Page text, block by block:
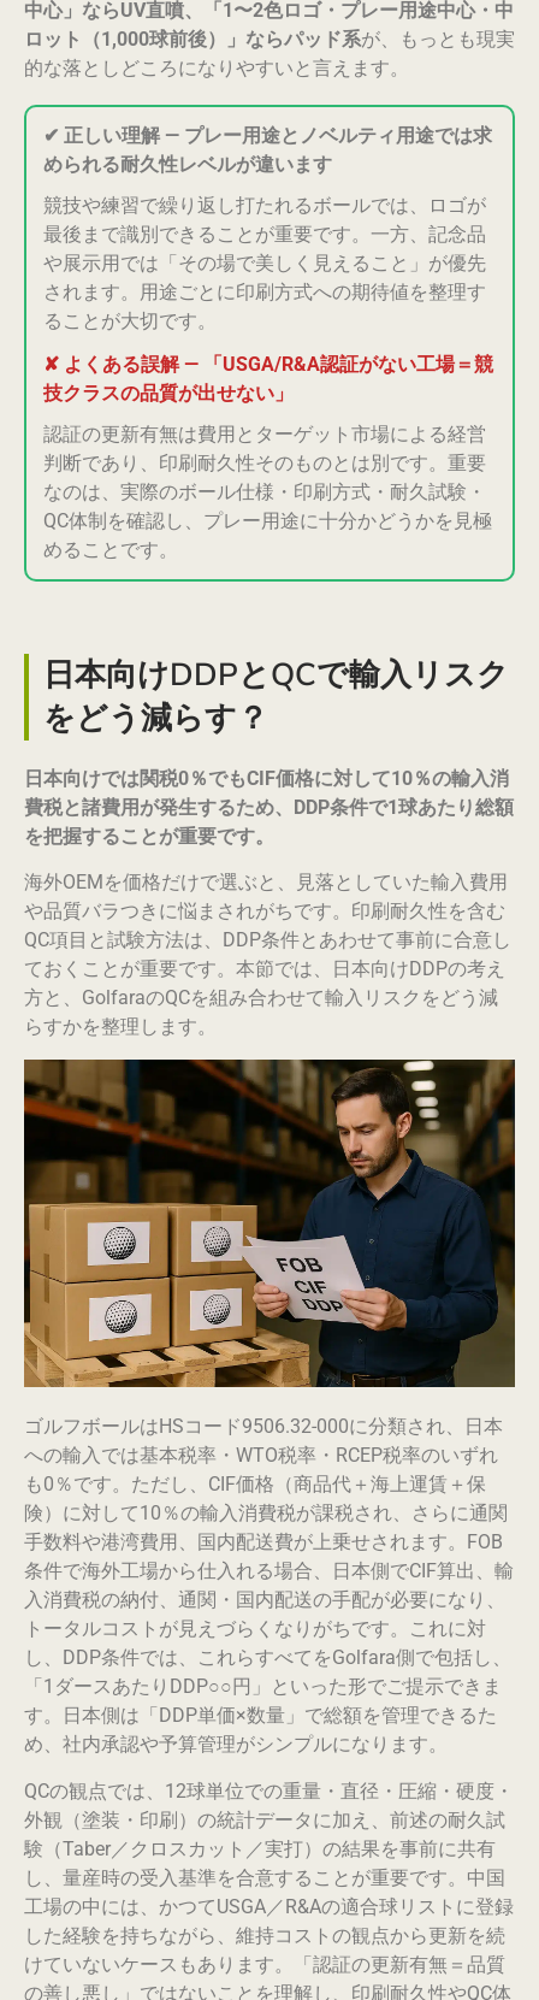
中心」ならUV直噴、「1〜2色ロゴ・プレー用途中心・中
ロット（1,000球前後）」ならパッド系が、もっとも現実
的な落としどころになりやすいと言えます。
✔ 正しい理解 — プレー用途とノベルティ用途では求
められる耐久性レベルが違います
競技や練習で繰り返し打たれるボールでは、ロゴが
最後まで識別できることが重要です。一方、記念品
や展示用では「その場で美しく見えること」が優先
されます。用途ごとに印刷方式への期待値を整理す
ることが大切です。
✘ よくある誤解 — 「USGA/R&A認証がない工場＝競
技クラスの品質が出せない」
認証の更新有無は費用とターゲット市場による経営
判断であり、印刷耐久性そのものとは別です。重要
なのは、実際のボール仕様・印刷方式・耐久試験・
QC体制を確認し、プレー用途に十分かどうかを見極
めることです。
日本向けDDPとQCで輸入リスク
をどう減らす？
日本向けでは関税0％でもCIF価格に対して10％の輸入消
費税と諸費用が発生するため、DDP条件で1球あたり総額
を把握することが重要です。
海外OEMを価格だけで選ぶと、見落としていた輸入費用
や品質バラつきに悩まされがちです。印刷耐久性を含む
QC項目と試験方法は、DDP条件とあわせて事前に合意し
ておくことが重要です。本節では、日本向けDDPの考え
方と、GolfaraのQCを組み合わせて輸入リスクをどう減
らすかを整理します。
ゴルフボールはHSコード9506.32-000に分類され、日本
への輸入では基本税率・WTO税率・RCEP税率のいずれ
も0％です。ただし、CIF価格（商品代＋海上運賃＋保
険）に対して10％の輸入消費税が課税され、さらに通関
手数料や港湾費用、国内配送費が上乗せされます。FOB
条件で海外工場から仕入れる場合、日本側でCIF算出、輸
入消費税の納付、通関・国内配送の手配が必要になり、
トータルコストが見えづらくなりがちです。これに対
し、DDP条件では、これらすべてをGolfara側で包括し、
「1ダースあたりDDP○○円」といった形でご提示できま
す。日本側は「DDP単価×数量」で総額を管理できるた
め、社内承認や予算管理がシンプルになります。
QCの観点では、12球単位での重量・直径・圧縮・硬度・
外観（塗装・印刷）の統計データに加え、前述の耐久試
験（Taber／クロスカット／実打）の結果を事前に共有
し、量産時の受入基準を合意することが重要です。中国
工場の中には、かつてUSGA／R&Aの適合球リストに登録
した経験を持ちながら、維持コストの観点から更新を続
けていないケースもあります。「認証の更新有無＝品質
の善し悪し」ではないことを理解し、印刷耐久性やQC体